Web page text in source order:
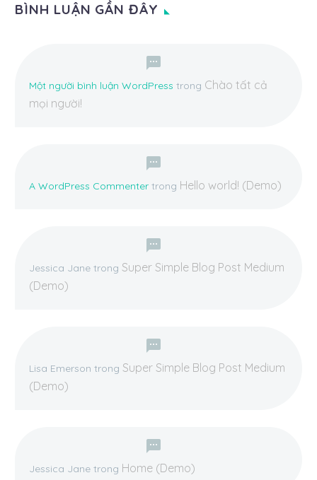
BÌNH LUẬN GẦN ĐÂY
Một người bình luận WordPress trong Chào tất cả
mọi người!
A WordPress Commenter trong Hello world! (Demo)
Jessica Jane trong Super Simple Blog Post Medium
(Demo)
Lisa Emerson trong Super Simple Blog Post Medium
(Demo)
Jessica Jane trong Home (Demo)